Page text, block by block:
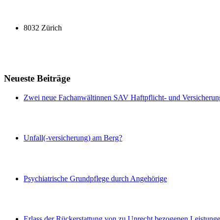
8032 Zürich
Neueste Beiträge
Zwei neue Fachanwältinnen SAV Haftpflicht- und
Unfall(-versicherung) am Berg?
Psychiatrische Grundpflege durch Angehörige